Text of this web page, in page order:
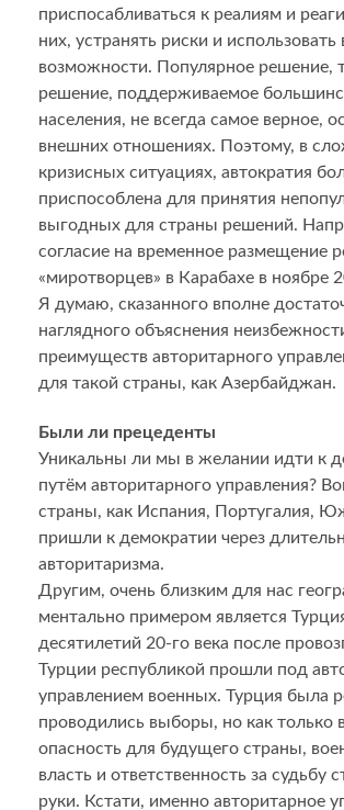
приспосабливаться к реалиям и
них, устранять риски и
возможности. Популярное решение,
решение, поддерживаемое
населения, не всегда самое верное,
внешних отношениях. Поэтому, в
кризисных ситуациях, автократия
приспособлена для принятия
выгодных для страны решений.
согласие на временное размещение
«миротворцев» в Карабахе в ноябре
Я думаю, сказанного вполне
наглядного объяснения
преимуществ авторитарного
для такой страны, как Азербайджан.
Были ли прецеденты
Уникальны ли мы в желании идти к
путём авторитарного управления?
страны, как Испания, Португалия,
пришли к демократии через
авторитаризма.
Другим, очень близким для нас
ментально примером является
десятилетий 20-го века после
Турции республикой прошли под
управлением военных. Турция была
проводились выборы, но как только
опасность для будущего страны,
власть и ответственность за судьбу
руки. Кстати, именно авторитарное